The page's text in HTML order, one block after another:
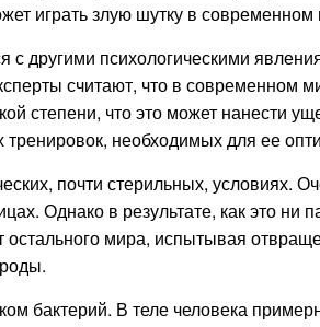
играть злую шутку в современном
с другими психологическими
считают, что в современном
степени, что это может нанести
тренировок, необходимых для ее
почти стерильных, условиях.
Однако в результате, как это ни
остального мира, испытывая
бактерий. В теле человека